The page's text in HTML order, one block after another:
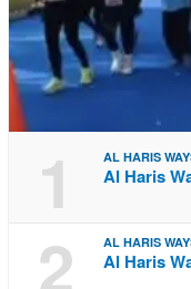
1 AL HARIS
Al Haris
2 AL HARIS
Al Haris